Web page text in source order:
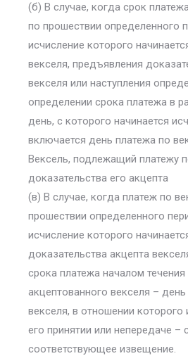
(б) В случае, когда срок
по прошествии определенного
исчисление которого
векселя, предъявления
векселя или наступления
определении срока платежа в
день, с которого начинается
включается день платежа по
Вексель, подлежащий платежу
доказательства его акцепта
(в) В случае, когда платеж по
прошествии определенного
исчисление которого
доказательства акцепта
срока платежа началом
акцептованного векселя –
векселя, в отношении которого
его принятии или непередаче –
соответствующее извещение.